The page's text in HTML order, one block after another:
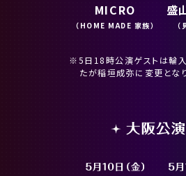
MICRO
（HOME MADE 家族）
盛
（
※5日18時公演ゲストは輪
たが稲垣成弥に変更となり